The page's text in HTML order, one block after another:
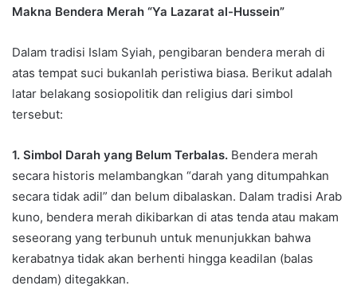
Makna Bendera Merah “Ya Lazarat al-Hussein”
Dalam tradisi Islam Syiah, pengibaran bendera merah di
atas tempat suci bukanlah peristiwa biasa. Berikut adalah
latar belakang sosiopolitik dan religius dari simbol
tersebut:
1. Simbol Darah yang Belum Terbalas. Bendera merah
secara historis melambangkan “darah yang ditumpahkan
secara tidak adil” dan belum dibalaskan. Dalam tradisi Arab
kuno, bendera merah dikibarkan di atas tenda atau makam
seseorang yang terbunuh untuk menunjukkan bahwa
kerabatnya tidak akan berhenti hingga keadilan (balas
dendam) ditegakkan.